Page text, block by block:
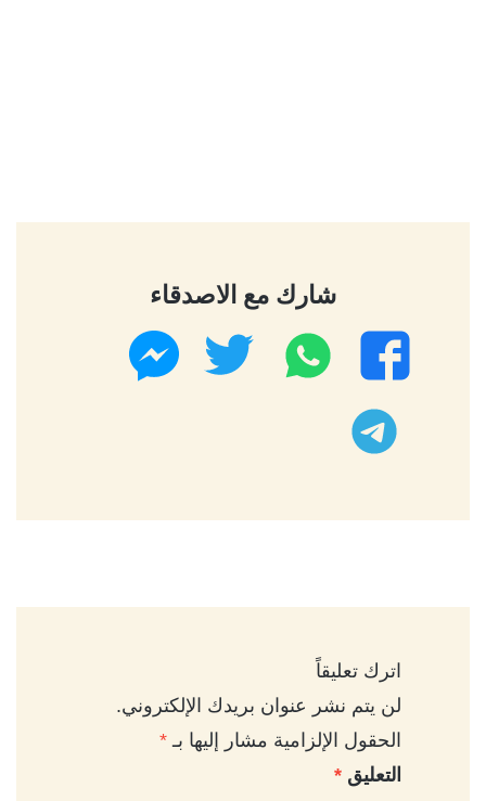
شارك مع الاصدقاء
فيسبوك
واتساب تويتر
اترك تعليقاً
لن يتم نشر عنوان بريدك الإلكتروني.
الحقول الإلزامية مشار إليها بـ *
التعليق *